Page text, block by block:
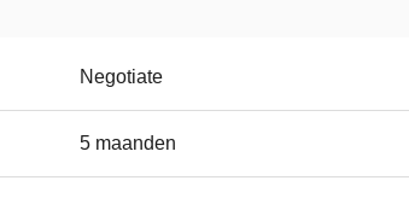
Negotiate
5 maanden